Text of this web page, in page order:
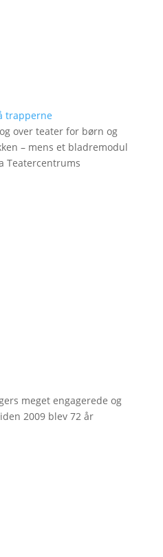
trapperne
over teater for børn og
– mens et bladremodul
Teatercentrums
meget engagerede og
2009 blev 72 år